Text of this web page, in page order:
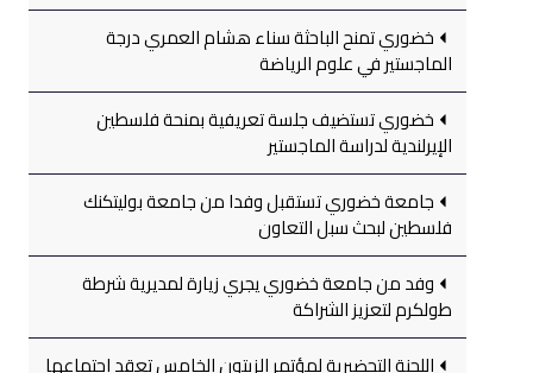
خضوري تمنح الباحثة سناء هشام العمري درجة
الماجستير في علوم الرياضة
خضوري تستضيف جلسة تعريفية بمنحة فلسطين
الإيرلندية لدراسة الماجستير
جامعة خضوري تستقبل وفدا من جامعة بوليتكنك
فلسطين لبحث سبل التعاون
وفد من جامعة خضوري يجري زيارة لمديرية شرطة
طولكرم لتعزيز الشراكة
اللجنة التحضيرية لمؤتمر الزيتون الخامس تعقد اجتماعها